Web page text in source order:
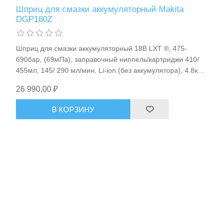
Шприц для смазки аккумуляторный Makita
DGP180Z
Шприц для смазки аккумуляторный 18В LXT ®, 475-
690бар, (69мПа), заправочный ниппель/картриджи 410/
455мл, 145/ 290 мл/мин, Li-ion (без аккумулятора), 4.8кг
26 990,00 ₽
В КОРЗИНУ